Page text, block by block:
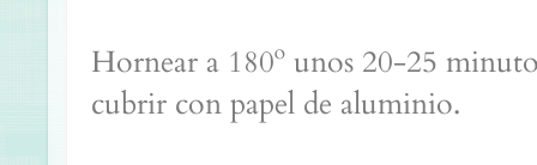
Hornear a 180º unos 20-25
cubrir con papel de aluminio.